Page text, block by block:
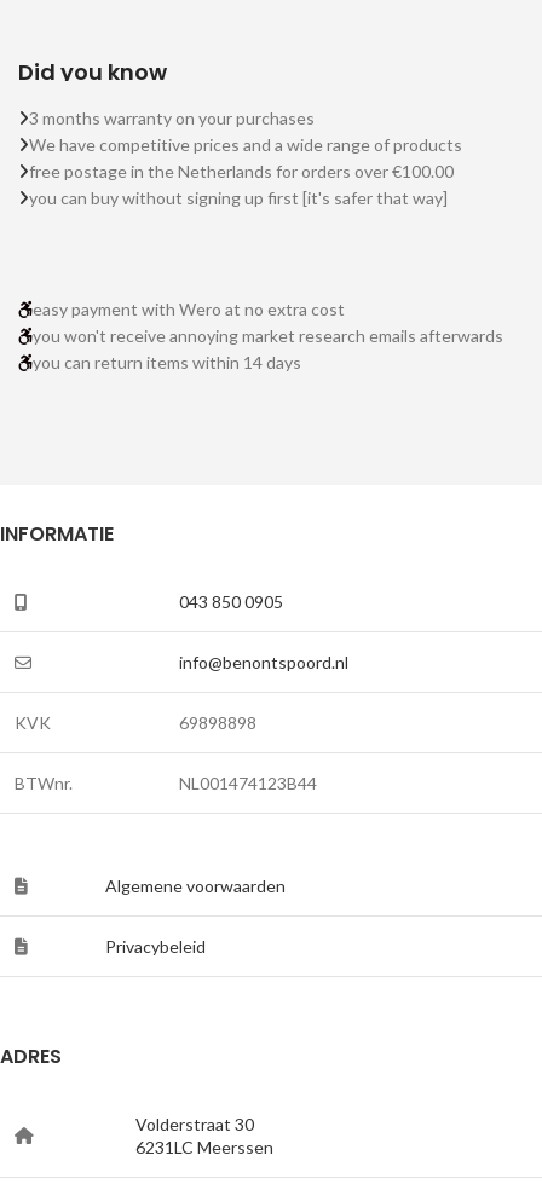
Did you know
3 months warranty on your purchases
We have competitive prices and a wide range of products
free postage in the Netherlands for orders over €100.00
you can buy without signing up first [it's safer that way]
easy payment with Wero at no extra cost
you won't receive annoying market research emails afterwards
you can return items within 14 days
INFORMATIE
043 850 0905
info@benontspoord.nl
KVK 69898898
BTWnr. NL001474123B44
Algemene voorwaarden
Privacybeleid
ADRES
Volderstraat 30
6231LC Meerssen